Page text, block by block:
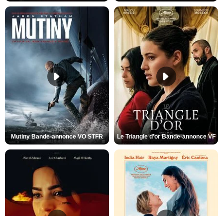
Mutiny Bande-annonce VO STFR Le Triangle d'or Bande-annonce VF